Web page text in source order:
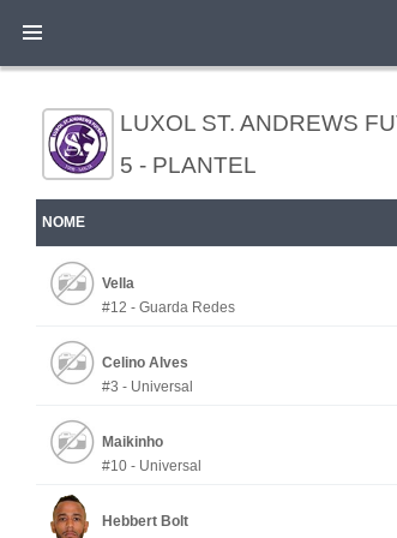
LUXOL ST. ANDREWS
5 - PLANTEL
NOME
Vella
#12 - Guarda Redes
Celino Alves
#3 - Universal
Maikinho
#10 - Universal
Hebbert Bolt